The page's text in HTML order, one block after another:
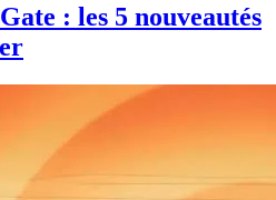
: les 5 nouveautés